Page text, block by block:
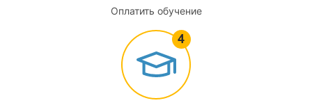
Антикоррупционные стандарты поведения отдельных
3.1
Понятие профилактики коррупции. Система мер
профилактики коррупции в Российской Федерации
Оплатить обучение